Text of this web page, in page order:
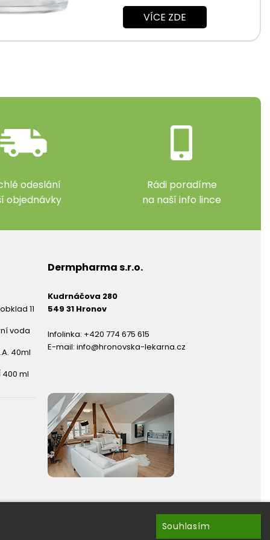
VÍCE ZDE
odeslání
objednávky
Rádi poradíme
na naší info lince
11
voda
40ml
400 ml
Dermpharma s.r.o.
Kudrnáčova 280
549 31 Hronov
Infolinka: +420 774 675 615
E-mail: info@hronovska-lekarna.cz
Souhlasím